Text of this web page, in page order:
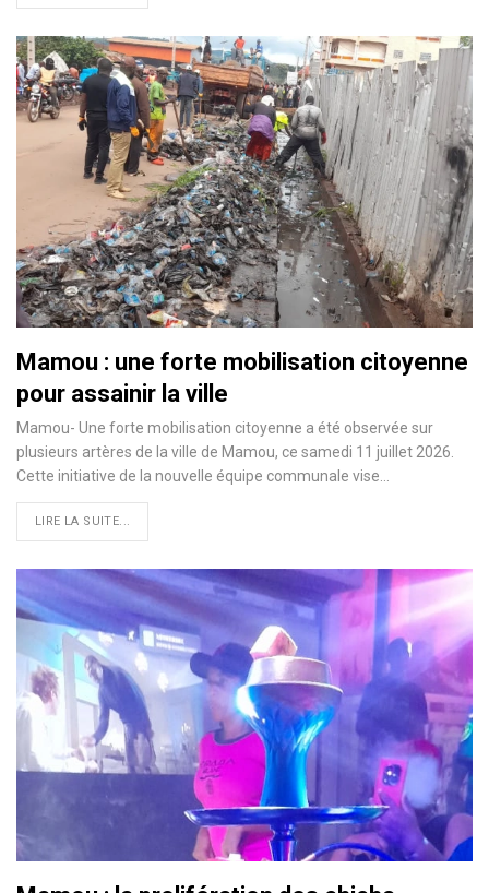
Mamou : une forte mobilisation citoyenne
pour assainir la ville
Mamou- Une forte mobilisation citoyenne a été observée sur
plusieurs artères de la ville de Mamou, ce samedi 11 juillet 2026.
Cette initiative de la nouvelle équipe communale vise…
LIRE LA SUITE...